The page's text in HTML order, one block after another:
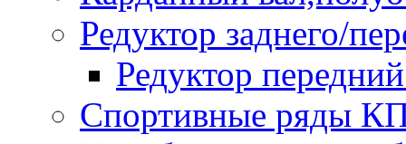
Редуктор заднего/
Редуктор
Спортивные ряды